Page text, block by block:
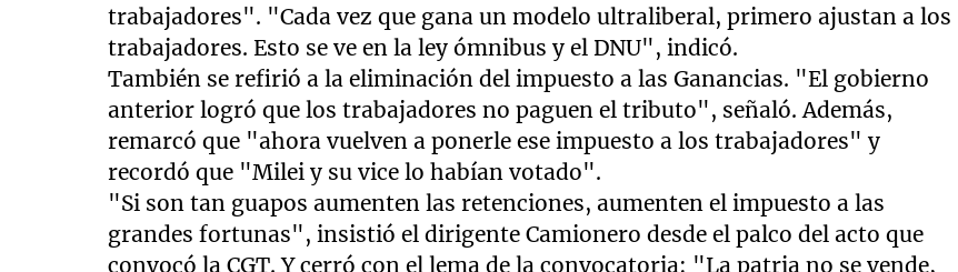
trabajadores". "Cada vez que gana un modelo ultraliberal, primero ajustan a los
trabajadores. Esto se ve en la ley ómnibus y el DNU", indicó.
También se refirió a la eliminación del impuesto a las Ganancias. "El gobierno
anterior logró que los trabajadores no paguen el tributo", señaló. Además,
remarcó que "ahora vuelven a ponerle ese impuesto a los trabajadores" y
recordó que "Milei y su vice lo habían votado".
"Si son tan guapos aumenten las retenciones, aumenten el impuesto a las
grandes fortunas", insistió el dirigente Camionero desde el palco del acto que
convocó la CGT. Y cerró con el lema de la convocatoria: "La patria no se vende,